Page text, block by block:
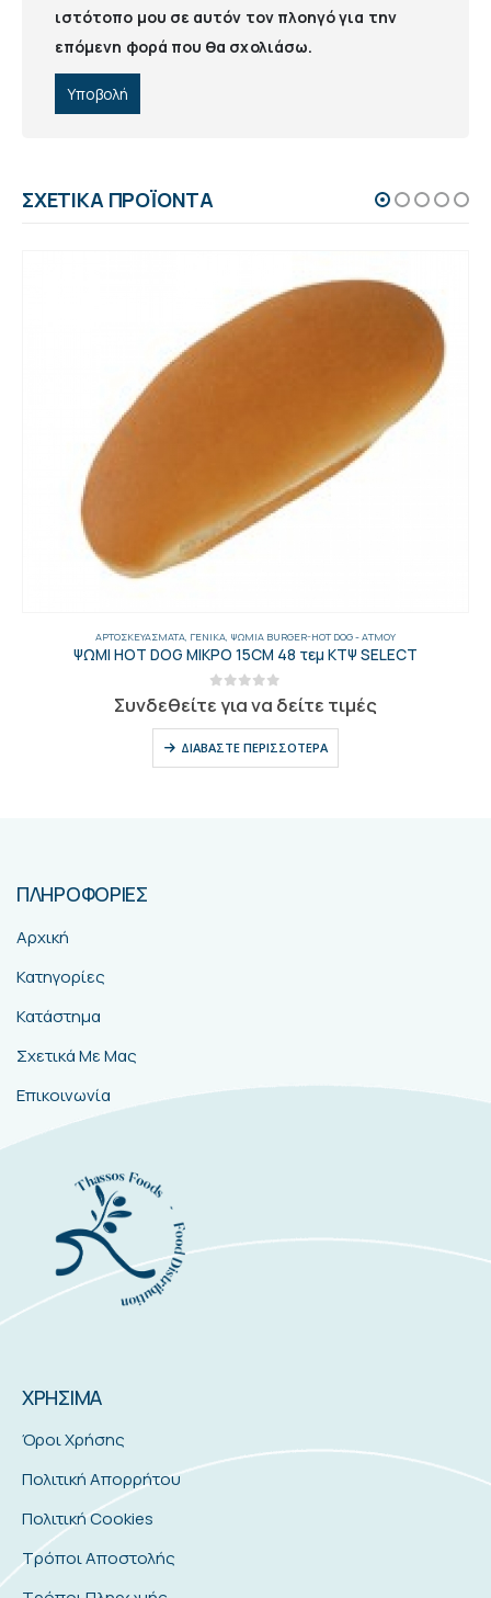
ιστότοπο μου σε αυτόν τον πλοηγό για την
επόμενη φορά που θα σχολιάσω.
ΣΧΕΤΙΚΆ ΠΡΟΪΌΝΤΑ
ΑΡΤΟΣΚΕΥΆΣΜΑΤΑ, ΓΕΝΙΚΑ, ΨΩΜΙΆ BURGER-HOT DOG - AΤΜΟΎ
ΨΩΜΙ HOT DOG ΜΙΚΡΟ 15CM 48 τεμ ΚΤΨ SELECT
out of 5
Συνδεθείτε για να δείτε τιμές
ΔΙΑΒΆΣΤΕ ΠΕΡΙΣΣΌΤΕΡΑ
ΠΛΗΡΟΦΟΡΙΕΣ
Αρχική
Κατηγορίες
Κατάστημα
Σχετικά Με Μας
Επικοινωνία
ΧΡΗΣΙΜΑ
Όροι Χρήσης
Πολιτική Απορρήτου
Πολιτική Cookies
Τρόποι Αποστολής